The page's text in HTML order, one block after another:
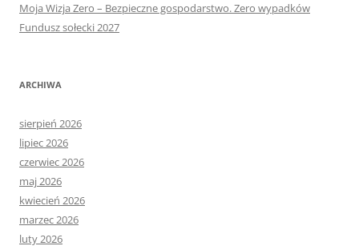
Moja Wizja Zero – Bezpieczne gospodarstwo. Zero wypadków
Fundusz sołecki 2027
ARCHIWA
sierpień 2026
lipiec 2026
czerwiec 2026
maj 2026
kwiecień 2026
marzec 2026
luty 2026